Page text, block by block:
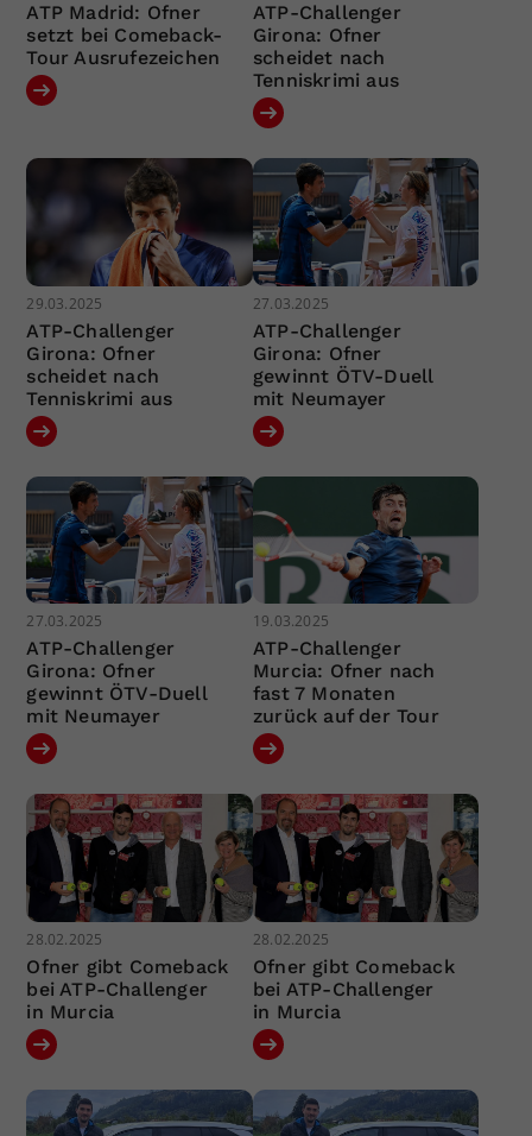
ATP Madrid: Ofner
setzt bei Comeback-
Tour Ausrufezeichen
ATP-Challenger
Girona: Ofner
scheidet nach
Tenniskrimi aus
29.03.2025
ATP-Challenger
Girona: Ofner
scheidet nach
Tenniskrimi aus
27.03.2025
ATP-Challenger
Girona: Ofner
gewinnt ÖTV-Duell
mit Neumayer
27.03.2025
ATP-Challenger
Girona: Ofner
gewinnt ÖTV-Duell
mit Neumayer
19.03.2025
ATP-Challenger
Murcia: Ofner nach
fast 7 Monaten
zurück auf der Tour
28.02.2025
Ofner gibt Comeback
bei ATP-Challenger
in Murcia
28.02.2025
Ofner gibt Comeback
bei ATP-Challenger
in Murcia